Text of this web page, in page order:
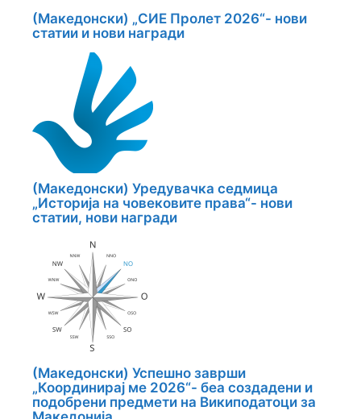
(Македонски) „СИЕ Пролет 2026“- нови
статии и нови награди
(Македонски) Уредувачка седмица
„Историја на човековите права“- нови
статии, нови награди
(Македонски) Успешно заврши
„Координирај ме 2026“- беа создадени и
подобрени предмети на Википодатоци за